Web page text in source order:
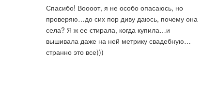
Спасибо! Воооот, я не особо опасаюсь, но
проверяю…до сих пор диву даюсь, почему она
села? Я ж ее стирала, когда купила…и
вышивала даже на ней метрику свадебную…
странно это все)))